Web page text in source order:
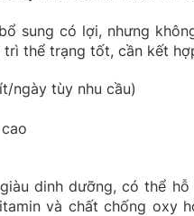
sung có lợi, nhưng
thể trạng tốt, cần kết
ngày tùy nhu cầu)
dinh dưỡng, có thể
và chất chống oxy